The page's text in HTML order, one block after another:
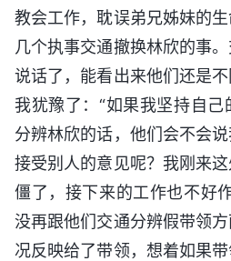
教会工作，耽误弟兄姊妹的
几个执事交通撤换林欣的事
说话了，能看出来他们还是不
我犹豫了：“如果我坚持自
分辨林欣的话，他们会不会
接受别人的意见呢？我刚来
僵了，接下来的工作也不好
没再跟他们交通分辨假带领
况反映给了带领，想着如果